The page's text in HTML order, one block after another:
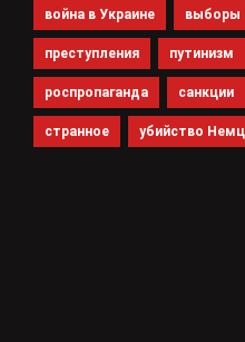
война в Украине выборы
преступления путинизм
роспропаганда санкции
странное убийство